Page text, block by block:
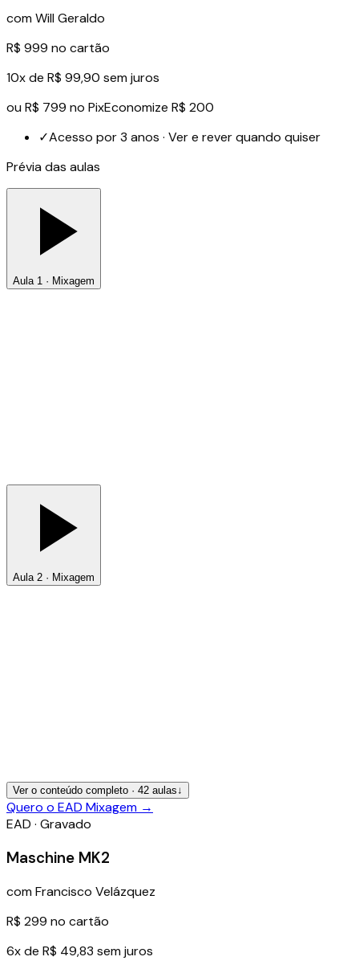
comWill Geraldo
R$ 999 no cartão
10x de R$ 99,90 sem juros
ouR$ 799 no PixEconomize R$ 200
✓Acesso por 3 anos · Ver e rever quando quiser
Prévia das aulas
Aula 1 · Mixagem
Aula 2 · Mixagem
Ver o conteúdo completo · 42 aulas↓
Quero o EAD Mixagem →
EAD · Gravado
Maschine MK2
comFrancisco Velázquez
R$ 299 no cartão
6x de R$ 49,83 sem juros